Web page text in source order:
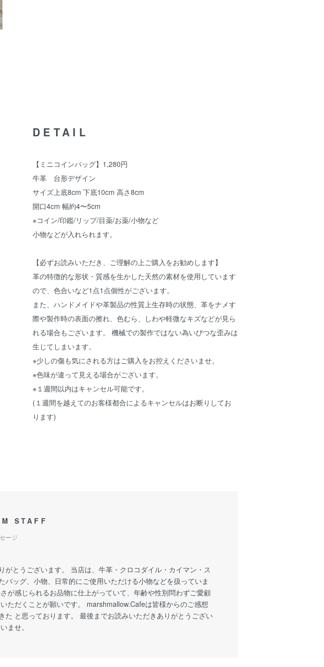
DETAIL
【ミニコインバッグ】1,280円
牛革 台形デザイン
サイズ上底8cm 下底10cm 高さ8cm
開口4cm 幅約4〜5cm
※コイン/印鑑/リップ/目薬/お薬/小物など
小物などが入れられます。
【必ずお読みいただき、ご理解の上ご購入をお勧めします】
革の特徴的な形状・質感を生かした天然の素材を使用しています
ので、色合いなど1点1点個性がございます。
また、ハンドメイドや革製品の性質上生存時の状態、革をナメす
際や製作時の表面の擦れ、色むら、しわや軽微なキズなどが見ら
れる場合もございます。 機械での製作ではない為いびつな歪みは
生じてしまいます。
※少しの傷も気にされる方はご購入をお控えくださいませ。
※色味が違って見える場合がございます。
※１週間以内はキャンセル可能です。
(１週間を越えてのお客様都合によるキャンセルはお断りしてお
ります)
STAFF
ージ
とうございます。 当店は、牛革・クロコダイル・カイマン・ス
ッグ、小物、日常的にご使用いただける小物などを扱っていま
が感じられるお品物に仕上がっていて、年齢や性別問わずご愛顧
ただくことが願いです。 marshmallow.Cafeは皆様からのご感想
と思っております。 最後までお読みいただきありがとうござい
ませ。